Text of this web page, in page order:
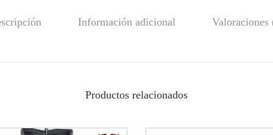
Información adicional Valoraciones
Productos relacionados